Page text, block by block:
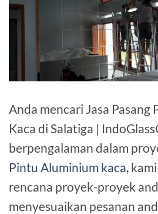
Anda mencari Jasa
Kaca di Salatiga |
berpengalaman dalam
Pintu Aluminium kaca,
rencana proyek-proyek
menyesuaikan pesanan